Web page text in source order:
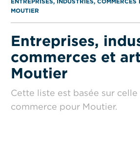
MOUTIER
Entreprises,
commerces et
Moutier
Cette liste est basée sur
commerce pour Moutier.